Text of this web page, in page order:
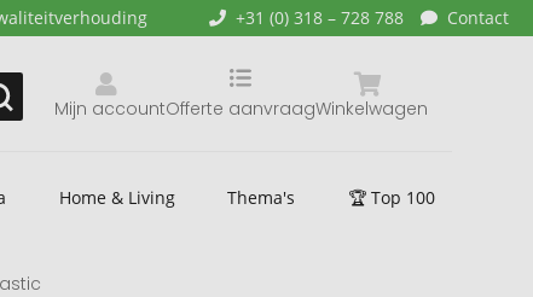
+31 (0) 318 – 728 788 Contact
Mijn account Winkelwagen
Offerte aanvraag
Home & Living Thema's 🏆 Top 100